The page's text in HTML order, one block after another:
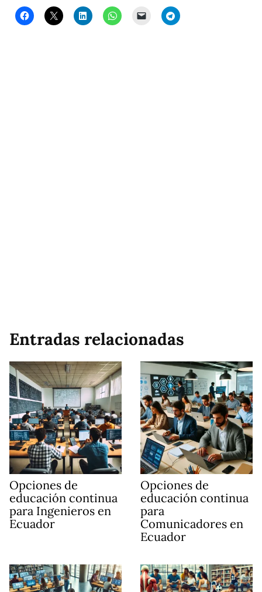
Entradas relacionadas
Opciones de
educación continua
para Ingenieros en
Ecuador
Opciones de
educación continua
para
Comunicadores en
Ecuador